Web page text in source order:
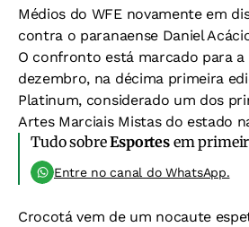
Médios do WFE novamente em
contra o paranaense Daniel
O confronto está marcado para a
dezembro, na décima primeira
Platinum, considerado um dos
Artes Marciais Mistas do estado
Tudo sobreEsportesem
Entre no canal do WhatsApp.
Crocotá vem de um nocaute